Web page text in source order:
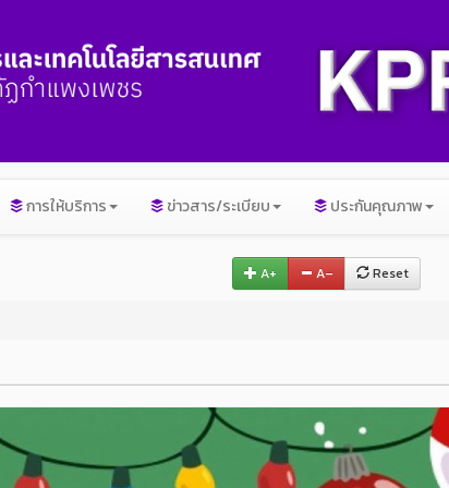
การให้บริการ ข่าวสาร/ระเบียบ ประกันคุณภาพ
A+ A– Reset